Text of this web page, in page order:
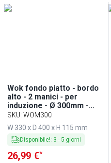
Wok fondo piatto - bordo
alto - 2 manici - per
induzione - Ø 300mm -
330x400mm - Altezza:
115mm - Antiaderente -
con coperchio in vetro -
Nero
SKU: WOM300
W 330 x D 400 x H 115 mm
Disponibile!: 3 - 5 giorni
26,99 €*